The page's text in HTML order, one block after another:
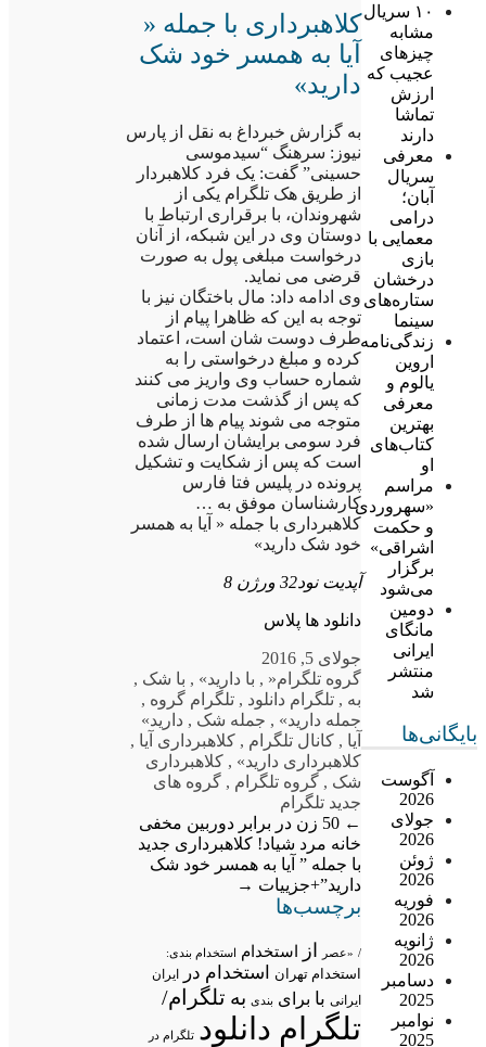
۱۰ سریال
مشابه
چیزهای
عجیب که
ارزش
تماشا
دارند
معرفی
سریال
آبان؛
درامی
معمایی با
بازی
درخشان
ستاره‌های
سینما
زندگی‌نامه
اروین
یالوم و
معرفی
بهترین
کتاب‌های
او
مراسم
«سهروردی
و حکمت
اشراقی»
برگزار
می‌شود
دومین
مانگای
ایرانی
منتشر
شد
بایگانی‌ها
آگوست
2026
جولای
2026
ژوئن
2026
فوریه
2026
ژانویه
2026
دسامبر
2025
نوامبر
2025
کلاهبرداری با جمله «
آیا به همسر خود شک
دارید»
به گزارش خبرداغ به نقل از پارس
نیوز: سرهنگ “سیدموسی
حسینی” گفت: یک فرد کلاهبردار
از طریق هک تلگرام یکی از
شهروندان، با برقراری ارتباط با
دوستان وی در این شبکه، از آنان
درخواست مبلغی پول به صورت
قرضی می نماید.
وی ادامه داد: مال باختگان نیز با
توجه به این که ظاهرا پیام از
طرف دوست شان است، اعتماد
کرده و مبلغ درخواستی را به
شماره حساب وی واریز می کنند
که پس از گذشت مدت زمانی
متوجه می شوند پیام ها از طرف
فرد سومی برایشان ارسال شده
است که پس از شکایت و تشکیل
پرونده در پلیس فتا فارس
کارشناسان موفق به …
کلاهبرداری با جمله « آیا به همسر
خود شک دارید»
آپدیت نود32 ورژن 8
دانلود ها پلاس
جولای 5, 2016
گروه تلگرام«
, با دارید» , با شک ,
به , تلگرام دانلود , تلگرام گروه ,
جمله دارید» , جمله شک , دارید»
آیا , کانال تلگرام , کلاهبرداری آیا ,
کلاهبرداری دارید» , کلاهبرداری
شک , گروه تلگرام , گروه های
جدید تلگرام
←
50 زن در برابر دوربین مخفی
خانه مرد شیاد! کلاهبرداری جدید
با جمله ” آیا به همسر خود شک
دارید”+جزییات →
برچسب‌ها
/ «عصر از استخدام استخدام بندی:
استخدام تهران استخدام در ایران
ایرانی با برای بندی به تلگرام/
تلگرام دانلود تلگرام در